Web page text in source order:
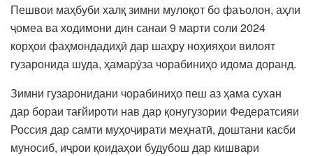
Пешвои маҳбуби халқ зимни мулоқот бо фаъолон, аҳли
ҷомеа ва ходимони дин санаи 9 марти соли 2024
корҳои фаҳмондадиҳӣ дар шаҳру ноҳияҳои вилоят
гузаронида шуда, ҳамарӯза чорабиниҳо идома доранд.
Зимни гузаронидани чорабиниҳо пеш аз ҳама сухан
дар бораи тағйироти нав дар қонугузории Федератсияи
Россия дар самти муҳоҷирати меҳнатӣ, доштани касби
муносиб, иҷрои қоидаҳои будубош дар кишвари